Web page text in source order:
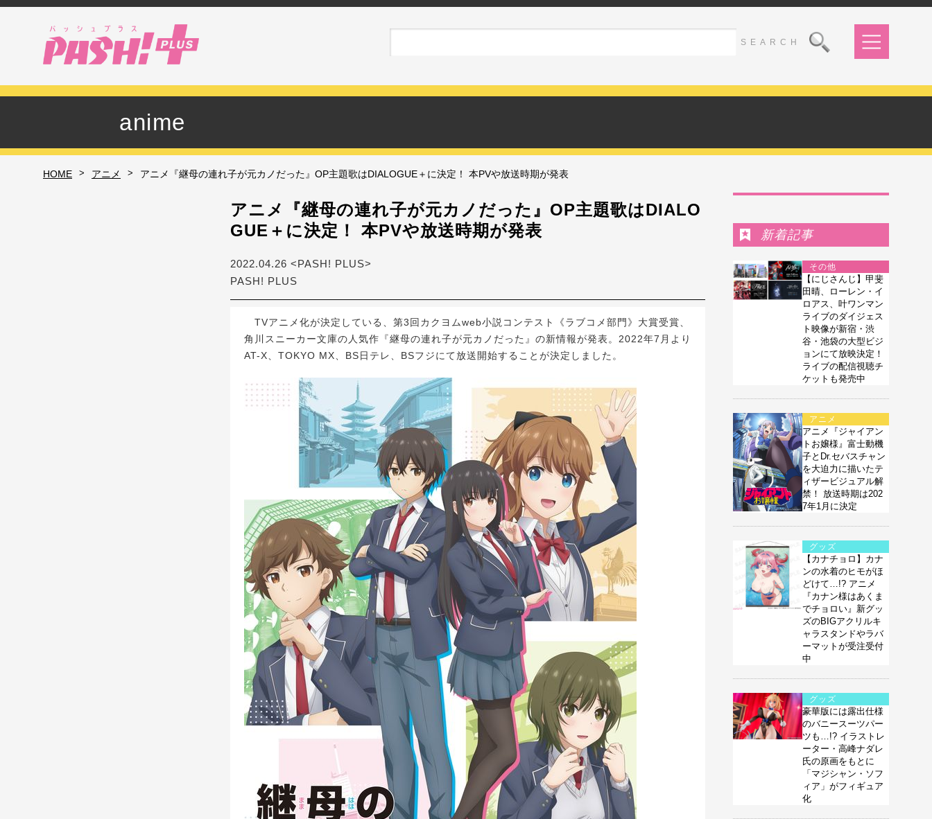
anime
HOME > アニメ > アニメ『継母の連れ子が元カノだった』OP主題歌はDIALOGUE＋に決定！ 本PVや放送時期が発表
アニメ『継母の連れ子が元カノだった』OP主題歌はDIALO
GUE＋に決定！ 本PVや放送時期が発表
2022.04.26 <PASH! PLUS>
PASH! PLUS
TVアニメ化が決定している、第3回カクヨムweb小説コンテスト《ラブコメ部門》大賞受賞、
角川スニーカー文庫の人気作『継母の連れ子が元カノだった』の新情報が発表。2022年7月より
AT-X、TOKYO MX、BS日テレ、BSフジにて放送開始することが決定しました。
新着記事
その他
【にじさんじ】甲斐
田晴、ローレン・イ
ロアス、叶ワンマン
ライブのダイジェス
ト映像が新宿・渋
谷・池袋の大型ビジ
ョンにて放映決定！
ライブの配信視聴チ
ケットも発売中
アニメ
アニメ『ジャイアン
トお嬢様』富士動機
子とDr.セバスチャン
を大迫力に描いたテ
ィザービジュアル解
禁！ 放送時期は202
7年1月に決定
グッズ
【カナチョロ】カナ
ンの水着のヒモがほ
どけて…!? アニメ
『カナン様はあくま
でチョロい』新グッ
ズのBIGアクリルキ
ャラスタンドやラバ
ーマットが受注受付
中
グッズ
豪華版には露出仕様
のバニースーツパー
ツも…!? イラストレ
ーター・高峰ナダレ
氏の原画をもとに
「マジシャン・ソフ
ィア」がフィギュア
化